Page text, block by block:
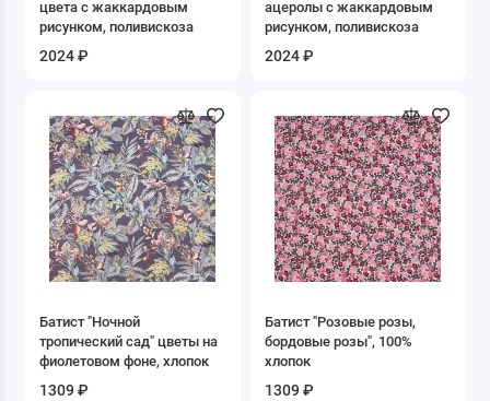
Ёлочка
Клетка
Косы
Круги
Купон/кайма
Новогодние
Полоска
цвета с жаккардовым
рисунком, поливискоза
2024 ₽
ацеролы с жаккардовым
рисунком, поливискоза
2024 ₽
Батист "Ночной
тропический сад" цветы на
фиолетовом фоне, хлопок
1309 ₽
Батист "Розовые розы,
бордовые розы", 100%
хлопок
1309 ₽